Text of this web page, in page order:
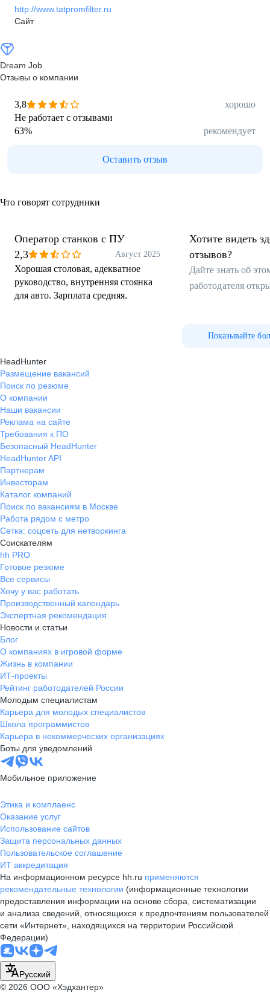
http://www.tatpromfilter.ru
Сайт
Dream Job
Отзывы о компании
3,8
хорошо
Не работает с отзывами
63% рекомендует
Оставить отзыв
Что говорят сотрудники
Оператор станков с ПУ
2,3
Август 2025
Хорошая столовая, адекватное
руководство, внутренняя стоянка
для авто. Зарплата средняя.
Хотите видеть
отзывов?
Дайте знать об
работодателя
Показывайте
HeadHunter
Размещение вакансий
Поиск по резюме
О компании
Наши вакансии
Реклама на сайте
Требования к ПО
Безопасный HeadHunter
HeadHunter API
Партнерам
Инвесторам
Каталог компаний
Поиск по вакансиям в Москве
Работа рядом с метро
Сетка: соцсеть для нетворкинга
Соискателям
hh PRO
Готовое резюме
Все сервисы
Хочу у вас работать
Производственный календарь
Экспертная рекомендация
Новости и статьи
Блог
О компаниях в игровой форме
Жизнь в компании
ИТ-проекты
Рейтинг работодателей России
Молодым специалистам
Карьера для молодых специалистов
Школа программистов
Карьера в некоммерческих организациях
Боты для уведомлений
Мобильное приложение
Этика и комплаенс
Оказание услуг
Использование сайтов
Защита персональных данных
Пользовательское соглашение
ИТ аккредитация
На информационном ресурсе hh.ru применяются
рекомендательные технологии (информационные технологии
предоставления информации на основе сбора, систематизации
и анализа сведений, относящихся к предпочтениям пользователей
сети «Интернет», находящихся на территории Российской
Федерации)
Русский
© 2026 ООО «Хэдхантер»